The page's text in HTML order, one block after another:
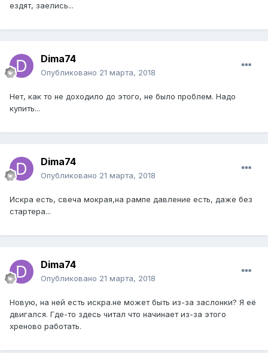
ездят, заелись...
Dima74
Опубликовано 21 марта, 2018
Нет, как то не доходило до этого, не было проблем. Надо
купить...
Dima74
Опубликовано 21 марта, 2018
Искра есть, свеча мокрая,на рампе давление есть, даже без
стартера...
Dima74
Опубликовано 21 марта, 2018
Новую, на ней есть искра.не может быть из-за заслонки? Я её
двигался. Где-то здесь читал что начинает из-за этого
хреново работать.